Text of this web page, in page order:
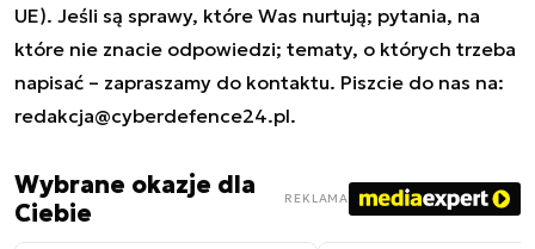
UE). Jeśli są sprawy, które Was nurtują; pytania, na
które nie znacie odpowiedzi; tematy, o których trzeba
napisać – zapraszamy do kontaktu. Piszcie do nas na:
redakcja@cyberdefence24.pl.
Wybrane okazje dla
Ciebie
REKLAMA